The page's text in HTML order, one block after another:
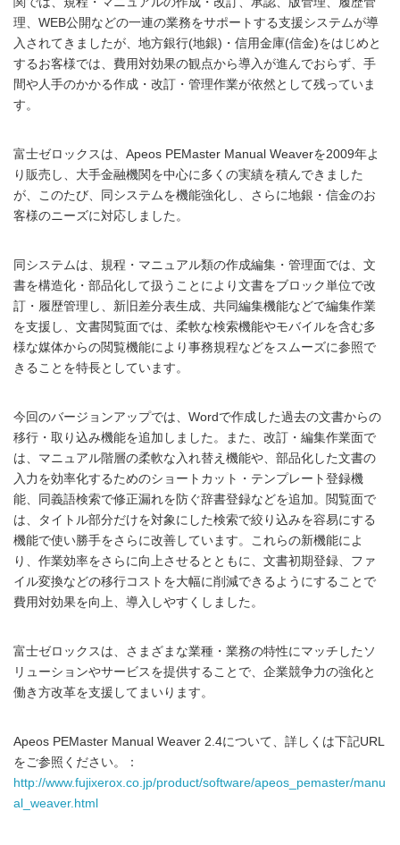
理、WEB公開などの一連の業務をサポートする支援システムが導
入されてきましたが、地方銀行(地銀)・信用金庫(信金)をはじめと
するお客様では、費用対効果の観点から導入が進んでおらず、手
間や人手のかかる作成・改訂・管理作業が依然として残っていま
す。
富士ゼロックスは、Apeos PEMaster Manual Weaverを2009年よ
り販売し、大手金融機関を中心に多くの実績を積んできました
が、このたび、同システムを機能強化し、さらに地銀・信金のお
客様のニーズに対応しました。
同システムは、規程・マニュアル類の作成編集・管理面では、文
書を構造化・部品化して扱うことにより文書をブロック単位で改
訂・履歴管理し、新旧差分表生成、共同編集機能などで編集作業
を支援し、文書閲覧面では、柔軟な検索機能やモバイルを含む多
様な媒体からの閲覧機能により事務規程などをスムーズに参照で
きることを特長としています。
今回のバージョンアップでは、Wordで作成した過去の文書からの
移行・取り込み機能を追加しました。また、改訂・編集作業面で
は、マニュアル階層の柔軟な入れ替え機能や、部品化した文書の
入力を効率化するためのショートカット・テンプレート登録機
能、同義語検索で修正漏れを防ぐ辞書登録などを追加。閲覧面で
は、タイトル部分だけを対象にした検索で絞り込みを容易にする
機能で使い勝手をさらに改善しています。これらの新機能によ
り、作業効率をさらに向上させるとともに、文書初期登録、ファ
イル変換などの移行コストを大幅に削減できるようにすることで
費用対効果を向上、導入しやすくしました。
富士ゼロックスは、さまざまな業種・業務の特性にマッチしたソ
リューションやサービスを提供することで、企業競争力の強化と
働き方改革を支援してまいります。
Apeos PEMaster Manual Weaver 2.4について、詳しくは下記URL
をご参照ください。：
http://www.fujixerox.co.jp/product/software/apeos_pemaster/manu
al_weaver.html